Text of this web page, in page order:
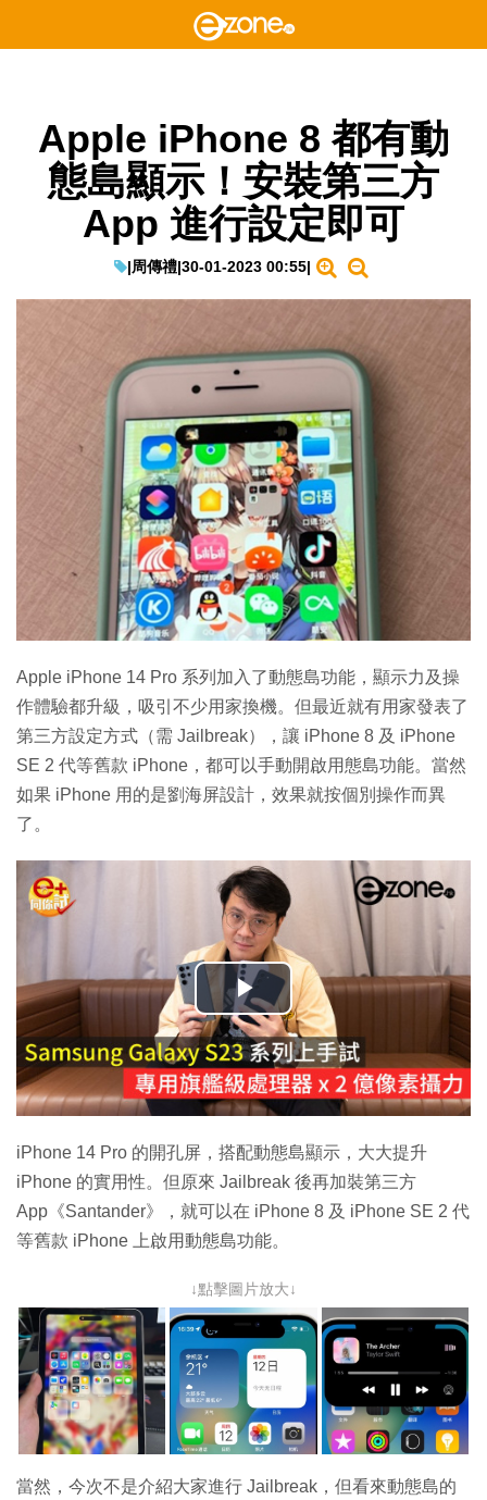
Apple iPhone 8 都有動
態島顯示！安裝第三方
App 進行設定即可
|周傳禮|30-01-2023 00:55|
Apple iPhone 14 Pro 系列加入了動態島功能，顯示力及操
作體驗都升級，吸引不少用家換機。但最近就有用家發表了
第三方設定方式（需 Jailbreak），讓 iPhone 8 及 iPhone
SE 2 代等舊款 iPhone，都可以手動開啟用態島功能。當然
如果 iPhone 用的是劉海屏設計，效果就按個別操作而異
了。
播
放
影
片
iPhone 14 Pro 的開孔屏，搭配動態島顯示，大大提升
iPhone 的實用性。但原來 Jailbreak 後再加裝第三方
App《Santander》，就可以在 iPhone 8 及 iPhone SE 2 代
等舊款 iPhone 上啟用動態島功能。
↓點擊圖片放大↓
當然，今次不是介紹大家進行 Jailbreak，但看來動態島的